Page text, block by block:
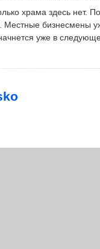
храма здесь нет.
Местные бизнесмены
уже в